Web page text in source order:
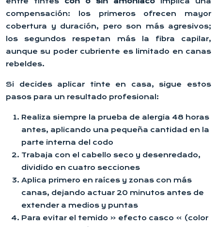
compensación: los primeros ofrecen mayor
cobertura y duración, pero son más agresivos;
los segundos respetan más la fibra capilar,
aunque su poder cubriente es limitado en canas
rebeldes.
Si decides aplicar tinte en casa, sigue estos
pasos para un resultado profesional:
Realiza siempre la prueba de alergia 48 horas
antes, aplicando una pequeña cantidad en la
parte interna del codo
Trabaja con el cabello seco y desenredado,
dividido en cuatro secciones
Aplica primero en raíces y zonas con más
canas, dejando actuar 20 minutos antes de
extender a medios y puntas
Para evitar el temido « efecto casco » (color